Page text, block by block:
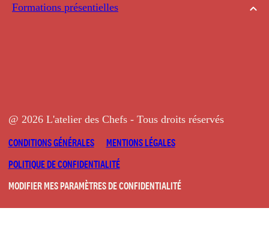
Formations présentielles
@ 2026 L'atelier des Chefs - Tous droits réservés
CONDITIONS GÉNÉRALES
MENTIONS LÉGALES
POLITIQUE DE CONFIDENTIALITÉ
MODIFIER MES PARAMÈTRES DE CONFIDENTIALITÉ